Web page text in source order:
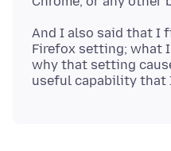
And I also said that I
Firefox setting; what
why that setting